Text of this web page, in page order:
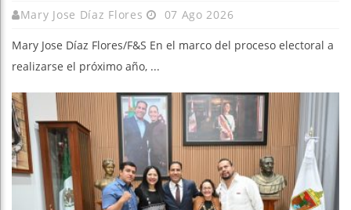
Mary Jose Díaz Flores 07 Ago 2026
Mary Jose Díaz Flores/F&S En el marco del proceso electoral a
realizarse el próximo año, ...